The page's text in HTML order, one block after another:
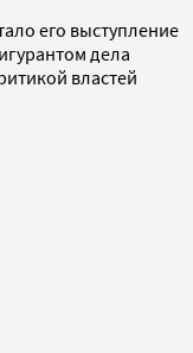
его выступление
дела
властей